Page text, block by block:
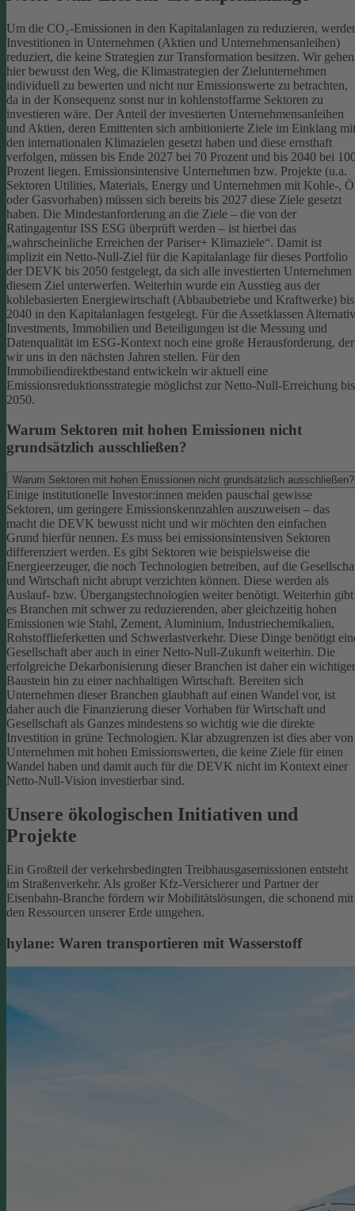
Um die CO₂-Emissionen in den Kapitalanlagen zu reduzieren,
Investitionen in Unternehmen (Aktien und Unternehmensanleihen)
reduziert, die keine Strategien zur Transformation besitzen. Wir gehen
hier bewusst den Weg, die Klimastrategien der Zielunternehmen
individuell zu bewerten und nicht nur Emissionswerte zu betrachten,
da in der Konsequenz sonst nur in kohlenstoffarme Sektoren zu
investieren wäre. Der Anteil der investierten Unternehmensanleihen
und Aktien, deren Emittenten sich ambitionierte Ziele im Einklang mit
den internationalen Klimazielen gesetzt haben und diese ernsthaft
verfolgen, müssen bis Ende 2027 bei 70 Prozent und bis 2040 bei
Prozent liegen. Emissionsintensive Unternehmen bzw. Projekte (u.a.
Sektoren Utilities, Materials, Energy und Unternehmen mit Kohle-,
oder Gasvorhaben) müssen sich bereits bis 2027 diese Ziele gesetzt
haben. Die Mindestanforderung an die Ziele – die von der
Ratingagentur ISS ESG überprüft werden – ist hierbei das
„wahrscheinliche Erreichen der Pariser+ Klimaziele“. Damit ist
implizit ein Netto-Null-Ziel für die Kapitalanlage für dieses Portfolio
der DEVK bis 2050 festgelegt, da sich alle investierten Unternehmen
diesem Ziel unterwerfen. Weiterhin wurde ein Ausstieg aus der
kohlebasierten Energiewirtschaft (Abbaubetriebe und Kraftwerke) bis
2040 in den Kapitalanlagen festgelegt. Für die Assetklassen
Investments, Immobilien und Beteiligungen ist die Messung und
Datenqualität im ESG-Kontext noch eine große Herausforderung, der
wir uns in den nächsten Jahren stellen. Für den
Immobiliendirektbestand entwickeln wir aktuell eine
Emissionsreduktionsstrategie möglichst zur Netto-Null-Erreichung bis
2050.
Warum Sektoren mit hohen Emissionen nicht
grundsätzlich ausschließen?
Warum Sektoren mit hohen Emissionen nicht grundsätzlich ausschließen?
Einige institutionelle Investor:innen meiden pauschal gewisse
Sektoren, um geringere Emissionskennzahlen auszuweisen – das
macht die DEVK bewusst nicht und wir möchten den einfachen
Grund hierfür nennen. Es muss bei emissionsintensiven Sektoren
differenziert werden. Es gibt Sektoren wie beispielsweise die
Energieerzeuger, die noch Technologien betreiben, auf die
und Wirtschaft nicht abrupt verzichten können. Diese werden als
Auslauf- bzw. Übergangstechnologien weiter benötigt. Weiterhin gibt
es Branchen mit schwer zu reduzierenden, aber gleichzeitig hohen
Emissionen wie Stahl, Zement, Aluminium, Industriechemikalien,
Rohstofflieferketten und Schwerlastverkehr. Diese Dinge benötigt
Gesellschaft aber auch in einer Netto-Null-Zukunft weiterhin. Die
erfolgreiche Dekarbonisierung dieser Branchen ist daher ein wichtiger
Baustein hin zu einer nachhaltigen Wirtschaft. Bereiten sich
Unternehmen dieser Branchen glaubhaft auf einen Wandel vor, ist
daher auch die Finanzierung dieser Vorhaben für Wirtschaft und
Gesellschaft als Ganzes mindestens so wichtig wie die direkte
Investition in grüne Technologien. Klar abzugrenzen ist dies aber von
Unternehmen mit hohen Emissionswerten, die keine Ziele für einen
Wandel haben und damit auch für die DEVK nicht im Kontext einer
Netto-Null-Vision investierbar sind.
Unsere ökologischen Initiativen und
Projekte
Ein Großteil der verkehrsbedingten Treibhausgasemissionen entsteht
im Straßenverkehr. Als großer Kfz-Versicherer und Partner der
Eisenbahn-Branche fördern wir Mobilitätslösungen, die schonend mit
den Ressourcen unserer Erde umgehen.
hylane: Waren transportieren mit Wasserstoff